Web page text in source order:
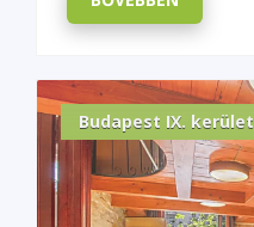
Budapest IX. kerület